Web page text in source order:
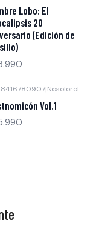
Lobo: El
20
(Edición de
|Nosolorol
Vol.1